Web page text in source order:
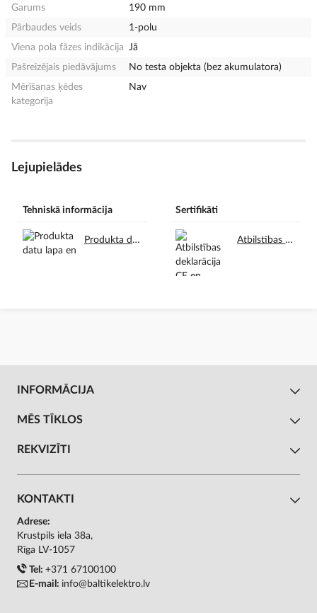
Garums
190 mm
Pārbaudes veids
1-polu
Viena pola fāzes indikācija
Jā
Pašreizējais piedāvājums
No testa objekta (bez akumulatora)
Mērīšanas ķēdes
kategorija
Nav
Lejupielādes
Tehniskā informācija
Produkta datu lapa en.pdf
Sertifikāti
Atbilstības deklarācija CE en.pdf
INFORMĀCIJA
MĒS TĪKLOS
REKVIZĪTI
KONTAKTI
Adrese:
Krustpils iela 38a,
Rīga LV-1057
Tel: +371 67100100
E-mail: info@baltikelektro.lv